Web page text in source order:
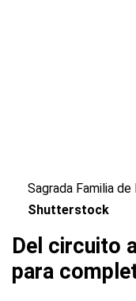
Sagrada Familia de
Shutterstock
Del circuito
para